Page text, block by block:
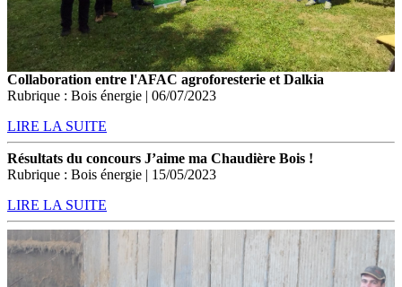
Collaboration entre l'AFAC agroforesterie et Dalkia
Rubrique : Bois énergie | 06/07/2023
LIRE LA SUITE
Résultats du concours J’aime ma Chaudière Bois !
Rubrique : Bois énergie | 15/05/2023
LIRE LA SUITE